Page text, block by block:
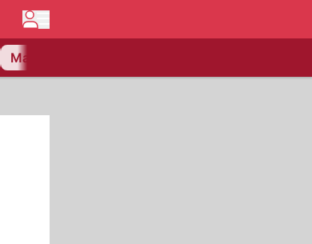
Matchcenter